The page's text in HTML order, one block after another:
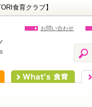
食育クラブ】
お問い合わせ